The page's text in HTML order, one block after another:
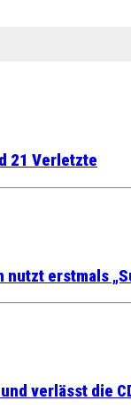
21 Verletzte
erstmals
verlässt die